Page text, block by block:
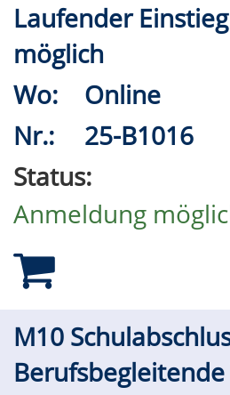
Laufender Einstieg
möglich
Wo:
Online
Nr.:
25-B1016
Status:
Anmeldung
M10